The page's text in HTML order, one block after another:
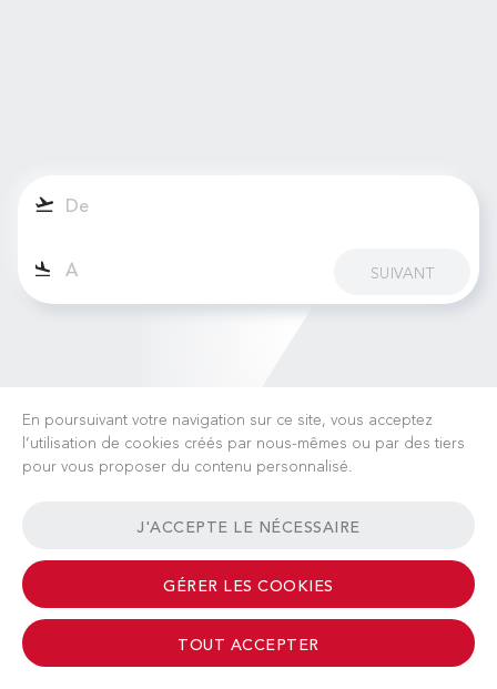
SUIVANT
CONDITIONS GÉNÉRALES CONTACT
© 2026 Albinati Aeronautics - All Rights Reserved
En poursuivant votre navigation sur ce site, vous acceptez
l’utilisation de cookies créés par nous-mêmes ou par des tiers
pour vous proposer du contenu personnalisé.
J'ACCEPTE LE NÉCESSAIRE
GÉRER LES COOKIES
TOUT ACCEPTER